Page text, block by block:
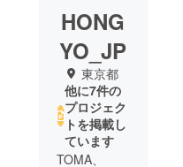
HONG
YO_JP
東京都
他に7件の
プロジェク
トを掲載し
ています
TOMA、